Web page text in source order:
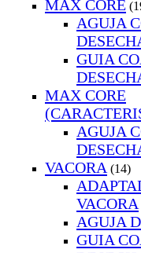
MAX CORE
AGUJA
GUIA
MAX CORE
AGUJA
VACORA (14)
VACORA
AGUJA
GUIA